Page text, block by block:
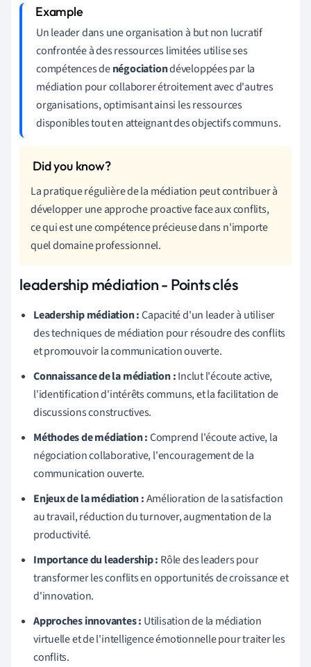
Un leader dans une organisation à but non lucratif
confrontée à des ressources limitées utilise ses
compétences denégociationdéveloppées par la
médiation pour collaborer étroitement avec d'autres
organisations, optimisant ainsi les ressources
disponibles tout en atteignant des objectifs communs.
La pratique régulière de la médiation peut contribuer à
développer une approche proactive face aux conflits,
ce qui est une compétence précieuse dans n'importe
quel domaine professionnel.
leadership médiation - Points clés
Leadership médiation :Capacité d'un leader à utiliser
des techniques de médiation pour résoudre des conflits
et promouvoir la communication ouverte.
Connaissance de la médiation :Inclut l'écoute active,
l'identification d'intérêts communs, et la facilitation de
discussions constructives.
Méthodes de médiation :Comprend l'écoute active, la
négociation collaborative, l'encouragement de la
communication ouverte.
Enjeux de la médiation :Amélioration de la satisfaction
au travail, réduction du turnover, augmentation de la
productivité.
Importance du leadership : Rôle des leaders pour
transformer les conflits en opportunités de croissance et
d'innovation.
Approches innovantes : Utilisation de la médiation
virtuelle et de l'intelligence émotionnelle pour traiter les
conflits.